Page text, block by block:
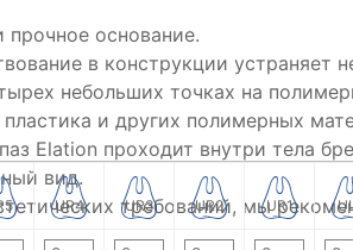
прочное основание.
в конструкции устраняет
небольших точках на
и других полимерных
Elation проходит внутри тела
вид.
требований, мы
UR4 UR3 UR2 UR1